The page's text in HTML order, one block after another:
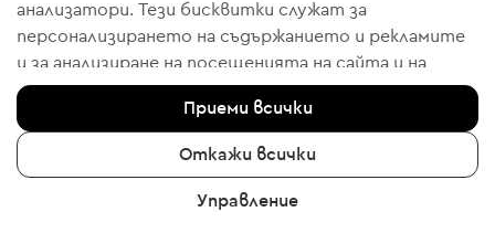
анализатори. Тези бисквитки служат за
персонализирането на съдържанието и рекламите
и за анализиране на посещенията на сайта и на
мобилното приложение - информация, която ни
помага да Ви показваме продукти, които бихте
харесали. Ако сте съгласни, моля потвърдете с
клик върху бутона “Да, съгласен съм“.
За да получите повече информация, моля
Приеми всички
Откажи всички
Управление